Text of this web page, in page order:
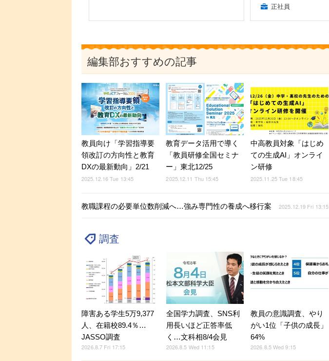
正社員
編集部おすすめの記事
教員向け「学習指導要
領改訂の方向性と教育
DXの最新動向」2/21
2025.12.16 Tue 13:45
教育データ活用で導く
「教員研修全国セミナ
ー」東北12/25
2025.12.11 Thu 15:45
中高教員対象「はじめ
ての生成AI」オンライ
ン研修
2025.11.25 Tue 18:45
教職課程の必要単位数削減へ…強み専門性の養成へ移行案 2025.12.19 Fri 13:15
調査
障害ある学生5万9,377
人、在籍校89.4％…
JASSO調査
2026.8.7 Fri 17:15
全国学力調査、SNS利
用長いほど正答率低
く…文科相8/4会見
2026.8.5 Wed 11:15
教員の意識調査、やり
がい1位「子供の成長」
64%
2026.8.5 Wed 9:15